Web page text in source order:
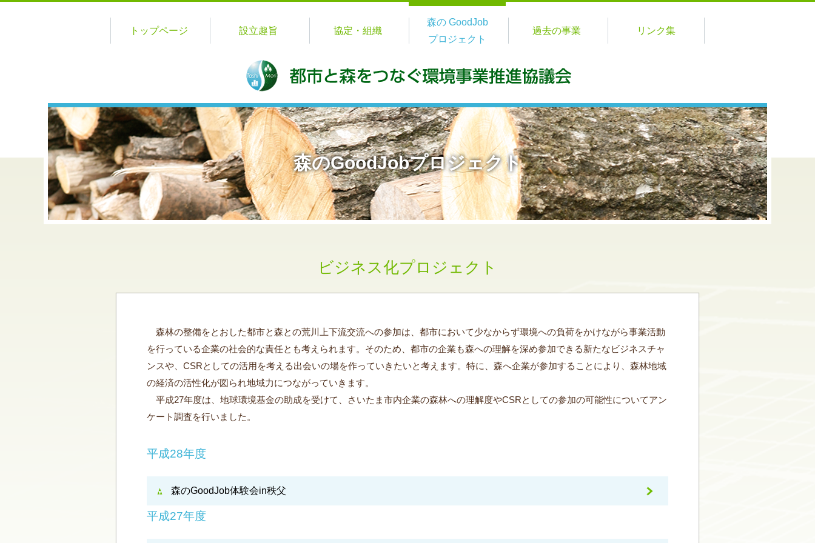
トップページ 設立趣旨 協定・組織
森の GoodJob
プロジェクト
過去の事業 リンク集
森のGoodJobプロジェクト
ビジネス化プロジェクト
森林の整備をとおした都市と森との荒川上下流交流への参加は、都市において少なからず環境への負荷をかけながら事業活動
を行っている企業の社会的な責任とも考えられます。そのため、都市の企業も森への理解を深め参加できる新たなビジネスチャ
ンスや、CSRとしての活用を考える出会いの場を作っていきたいと考えます。特に、森へ企業が参加することにより、森林地域
の経済の活性化が図られ地域力につながっていきます。
平成27年度は、地球環境基金の助成を受けて、さいたま市内企業の森林への理解度やCSRとしての参加の可能性についてアン
ケート調査を行いました。
平成28年度
森のGoodJob体験会in秩父
平成27年度